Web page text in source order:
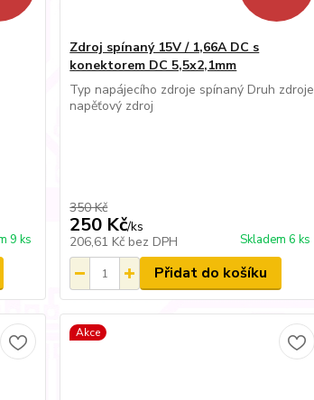
9 ks
Zdroj spínaný 15V / 1,66A DC s
konektorem DC 5,5x2,1mm
Typ napájecího zdroje spínaný Druh zdroje
napěťový zdroj
350 Kč
250 Kč/ks
206,61 Kč bez DPH Skladem 6 ks
Přidat do košíku
Akce